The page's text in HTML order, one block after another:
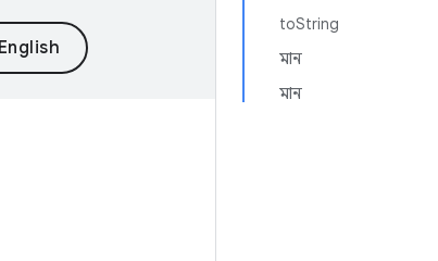
toString
মান
মান